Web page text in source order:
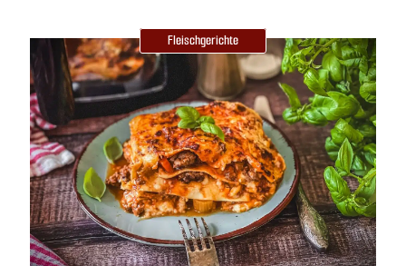
Fleischgerichte